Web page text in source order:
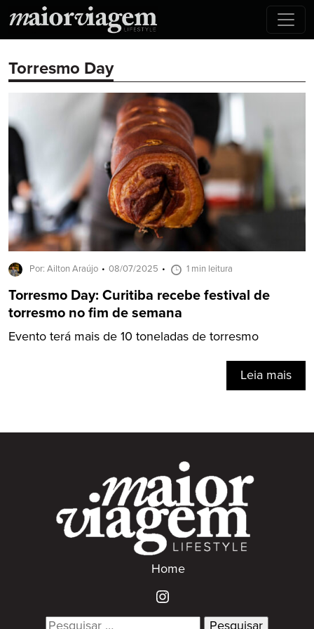
Torresmo Day
Por: Ailton Araújo 08/07/2025 1 min leitura
Torresmo Day: Curitiba recebe festival de
torresmo no fim de semana
Evento terá mais de 10 toneladas de torresmo
Leia mais
Home
Search